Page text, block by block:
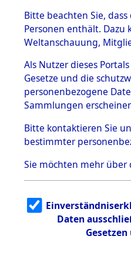
1.
Inhaftierungsdoku
mente
1.2.9 Beim ITS
Effekten
1.2.9.1
Effekten aus
dem KZ
Dachau
1.2.9.2
Effekten aus
dem KZ
Bayerisches
1.2.9.3
Effekten aus
dem KZ
Neuengamm
Bitte beachten Sie,
Personen enthält.
Weltanschauung,
Als Nutzer dieses
Gesetze und die
personenbezogene
Sammlungen
Bitte kontaktieren Sie
bestimmter
Sie möchten mehr über
Daten